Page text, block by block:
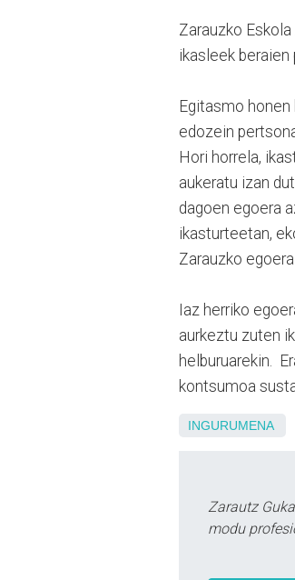
Zarauzko
ikasleek
Egitasmo honen
edozein
Hori horrela,
aukeratu izan
dagoen egoera
ikasturteetan,
Zarauzko
Iaz herriko
aurkeztu zuten
helburuarekin.
kontsumoa
INGURUMENA
Zarautz
modu